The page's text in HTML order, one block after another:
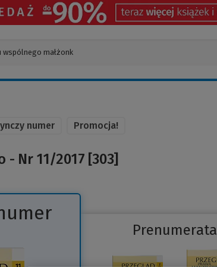
numer Promocja!
Nr 11/2017 [303]
Prenumerata